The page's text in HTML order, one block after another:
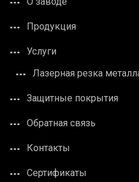
Продукция
Услуги
Лазерная резка
Защитные покрытия
Обратная связь
Контакты
Сертификаты